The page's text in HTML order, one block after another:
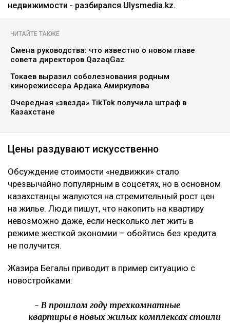
недвижимости - разбирался Ulysmedia.kz.
ЧИТАЙТЕ ТАКЖЕ
Смена руководства: что известно о новом главе
совета директоров QazaqGaz
Токаев выразил соболезнования родным
кинорежиссера Ардака Амиркулова
Очередная «звезда» TikTok получила штраф в
Казахстане
Цены раздувают искусственно
Обсуждение стоимости «недвижки» стало
чрезвычайно популярным в соцсетях, но в основном
казахстанцы жалуются на стремительный рост цен
на жилье. Люди пишут, что накопить на квартиру
невозможно даже, если несколько лет жить в
режиме жесткой экономии – обойтись без кредита
не получится.
Жазира Бегалы приводит в пример ситуацию с
новостройками:
- В прошлом году трехкомнатные
квартиры в новых жилых комплексах стоили